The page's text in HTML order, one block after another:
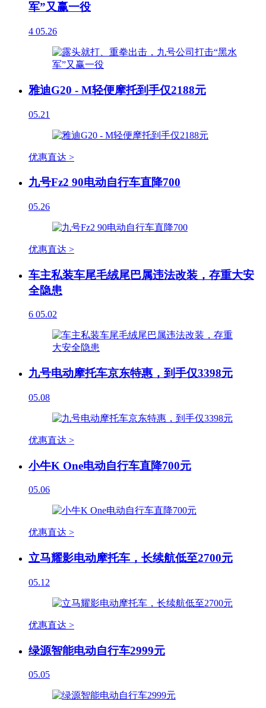
军”又赢一役
4 05.26
雅迪G20 - M轻便摩托到手仅2188元
05.21
优惠直达 >
九号Fz2 90电动自行车直降700
05.26
优惠直达 >
车主私装车尾毛绒尾巴属违法改装，存重大安
全隐患
6 05.02
九号电动摩托车京东特惠，到手仅3398元
05.08
优惠直达 >
小牛K One电动自行车直降700元
05.06
优惠直达 >
立马耀影电动摩托车，长续航低至2700元
05.12
优惠直达 >
绿源智能电动自行车2999元
05.05